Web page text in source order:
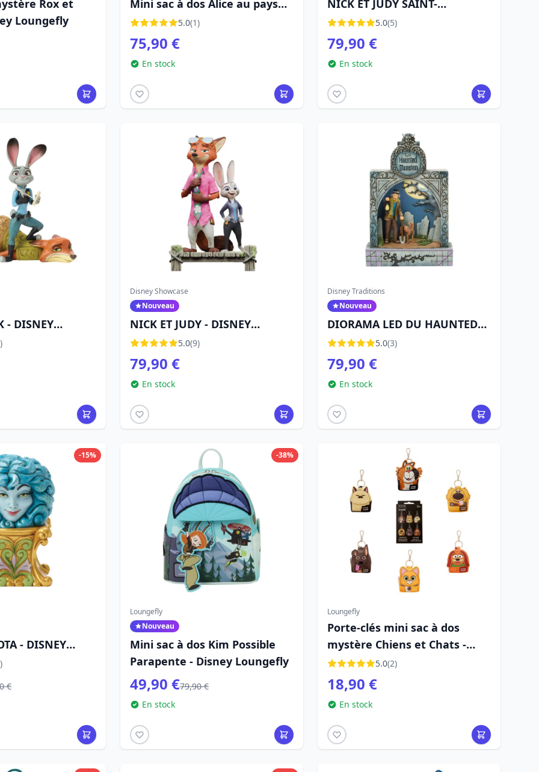
Rox et
Loungefly
Mini sac à dos Alice au pays
des merveilles brodé de fleurs
- Disney Loungefly
5.0(1)
75,90 €
En stock
NICK ET JUDY SAINT-
VALENTIN - DISNEY
SHOWCASE ZOOTOPIE
5.0(5)
79,90 €
En stock
- DISNEY
Disney Showcase
Nouveau
NICK ET JUDY - DISNEY
SHOWCASE ZOOTOPIA 2
5.0(9)
79,90 €
En stock
Disney Traditions
Nouveau
DIORAMA LED DU HAUNTED
MANSION - DISNEY
TRADITIONS
5.0(3)
79,90 €
En stock
-15%
- DISNEY
€
-38%
Loungefly
Nouveau
Mini sac à dos Kim Possible
Parapente - Disney Loungefly
49,90 €79,90 €
En stock
Loungefly
Porte-clés mini sac à dos
mystère Chiens et Chats -
Disney-Pixar Loungefly
5.0(2)
18,90 €
En stock